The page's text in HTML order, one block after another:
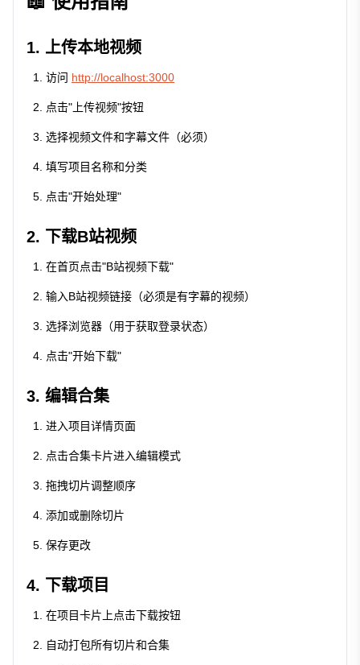
1. 上传本地视频
访问 http://localhost:3000
点击"上传视频"按钮
选择视频文件和字幕文件（必须）
填写项目名称和分类
点击"开始处理"
2. 下载B站视频
在首页点击"B站视频下载"
输入B站视频链接（必须是有字幕的视频）
选择浏览器（用于获取登录状态）
点击"开始下载"
3. 编辑合集
进入项目详情页面
点击合集卡片进入编辑模式
拖拽切片调整顺序
添加或删除切片
保存更改
4. 下载项目
在项目卡片上点击下载按钮
自动打包所有切片和合集